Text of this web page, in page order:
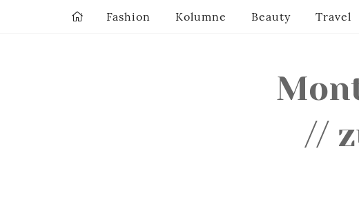
//
Fashion Kolumne Beauty Travel